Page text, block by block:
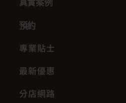
真實案例
預約
專業貼士
最新優惠
分店網路